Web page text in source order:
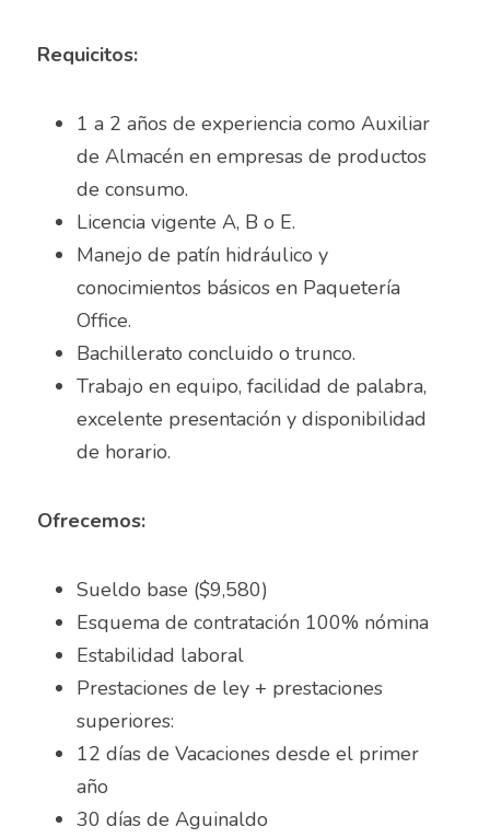
Asesores Inmobiliarios
Auditor
Auxiliar administrativo
AUXILIAR ADMINISTRATIVO CONTABLE
Auxiliar Contable
Auxiliar de almacén
Auxiliar de Almacén
Auxiliar de instalación
Auxiliar de Inventarios
Auxiliar de Limpieza
Auxiliar de Logística de Patio
Auxiliar de mantenimiento
Requicitos:
1 a 2 años de experiencia como Auxiliar
de Almacén en empresas de productos
de consumo.
Licencia vigente A, B o E.
Manejo de patín hidráulico y
conocimientos básicos en Paquetería
Office.
Bachillerato concluido o trunco.
Trabajo en equipo, facilidad de palabra,
excelente presentación y disponibilidad
de horario.
Ofrecemos:
Sueldo base ($9,580)
Esquema de contratación 100% nómina
Estabilidad laboral
Prestaciones de ley + prestaciones
superiores:
12 días de Vacaciones desde el primer
año
30 días de Aguinaldo